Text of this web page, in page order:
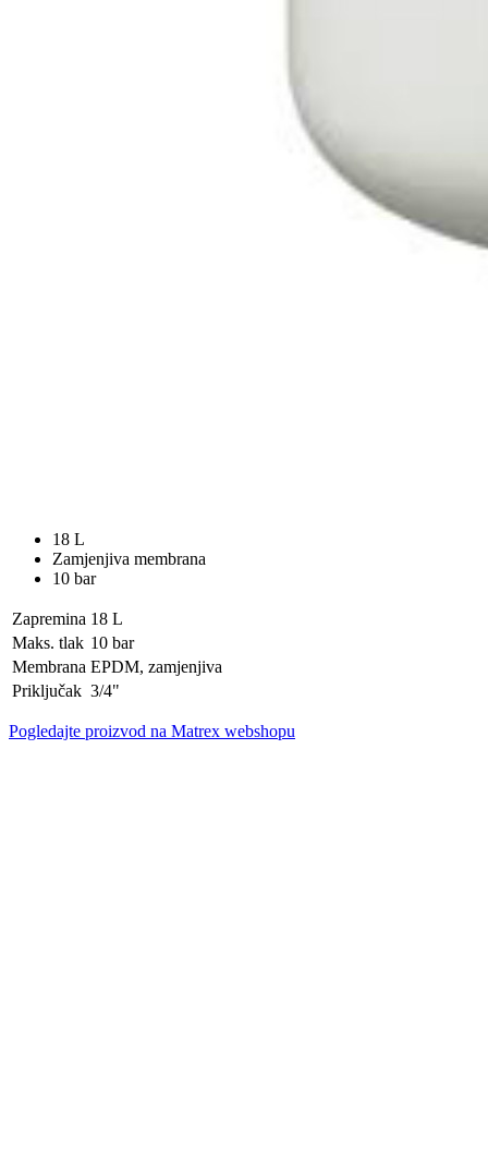
18 L
Zamjenjiva membrana
10 bar
Zapremina 18 L
Maks. tlak 10 bar
Membrana EPDM, zamjenjiva
Priključak 3/4"
Pogledajte proizvod na Matrex webshopu